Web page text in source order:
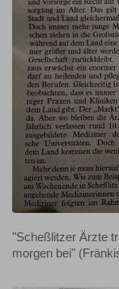
"Scheßlitzer Ärzte
morgen bei"